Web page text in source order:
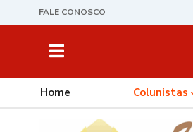
FALE CONOSCO
Home Colunistas